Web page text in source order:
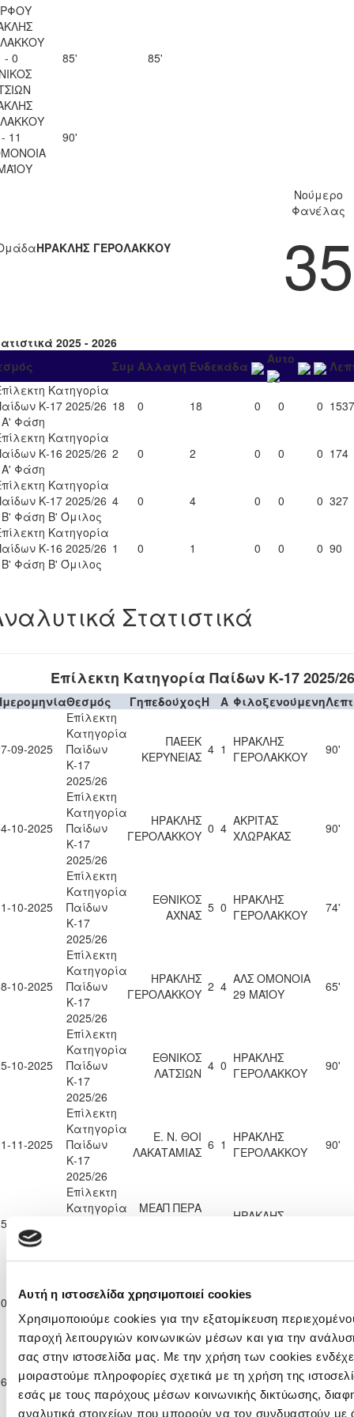
Αυτή η ιστοσελίδα χρησιμοποιεί cookies
Χρησιμοποιούμε cookies για την εξατομίκευση
παροχή λειτουργιών κοινωνικών μέσων και για την
σας στην ιστοσελίδα μας. Με την χρήση των cookies
μοιραστούμε πληροφορίες σχετικά με τη χρήση της
εσάς με τους παρόχους μέσων κοινωνικής δικτύωσης,
αναλυτικά στοιχείων που μπορούν να τον συνδυαστούν με
- 0
85' 85'
11
90'
ΗΡΑΚΛΗΣ ΓΕΡΟΛΑΚΚΟΥ
Νούμερο
Φανέλας
35
2025 - 2026
Συμ Αλλαγή Ενδεκάδα Αυτο
Κατηγορία
Κ-17 2025/26
Φάση
18 0 18 0 0 0 1537
Κατηγορία
Κ-16 2025/26
Φάση
2 0 2 0 0 0 174
Κατηγορία
Κ-17 2025/26
Φάση Β' Όμιλος
4 0 4 0 0 0 327
Κατηγορία
Κ-16 2025/26
Φάση Β' Όμιλος
1 0 1 0 0 0 90
Στατιστικά
Επίλεκτη Κατηγορία Παίδων Κ-17 2025/26
Θεσμός ΓηπεδούχοςH A Φιλοξενούμενη
09-2025
Επίλεκτη
Κατηγορία
Παίδων
Κ-17
2025/26
ΠΑΕΕΚ
ΚΕΡΥΝΕΙΑΣ 4 1 ΗΡΑΚΛΗΣ
ΓΕΡΟΛΑΚΚΟΥ
90'
10-2025
Επίλεκτη
Κατηγορία
Παίδων
Κ-17
2025/26
ΗΡΑΚΛΗΣ
ΓΕΡΟΛΑΚΚΟΥ 0 4 ΑΚΡΙΤΑΣ
ΧΛΩΡΑΚΑΣ
90'
10-2025
Επίλεκτη
Κατηγορία
Παίδων
Κ-17
2025/26
ΕΘΝΙΚΟΣ
ΑΧΝΑΣ 5 0 ΗΡΑΚΛΗΣ
ΓΕΡΟΛΑΚΚΟΥ
74'
10-2025
Επίλεκτη
Κατηγορία
Παίδων
Κ-17
2025/26
ΗΡΑΚΛΗΣ
ΓΕΡΟΛΑΚΚΟΥ 2 4 ΑΛΣ ΟΜΟΝΟΙΑ
29 ΜΑΪΟΥ
65'
10-2025
Επίλεκτη
Κατηγορία
Παίδων
Κ-17
2025/26
ΕΘΝΙΚΟΣ
ΛΑΤΣΙΩΝ 4 0 ΗΡΑΚΛΗΣ
ΓΕΡΟΛΑΚΚΟΥ
90'
11-2025
Επίλεκτη
Κατηγορία
Παίδων
Κ-17
2025/26
Ε. Ν. ΘΟΙ
ΛΑΚΑΤΑΜΙΑΣ 6 1 ΗΡΑΚΛΗΣ
ΓΕΡΟΛΑΚΚΟΥ
90'
11-2025
Επίλεκτη
Κατηγορία
ΜΕΑΠ ΠΕΡΑ
ΗΡΑΚΛΗΣ
11-2025
Κατηγορία
Παίδων
Κ-17
2025/26
ΔΟΞΑ
ΚΑΤΩΚΟΠΙΑΣ
1 8 ΗΡΑΚΛΗΣ
ΓΕΡΟΛΑΚΚΟΥ
12-2025
Επίλεκτη
Κατηγορία
Παίδων
Κ-17
2025/26
ΗΡΑΚΛΗΣ
ΓΕΡΟΛΑΚΚΟΥ 2 1 ΑΣΙΛ ΛΥΣΗΣ 76'